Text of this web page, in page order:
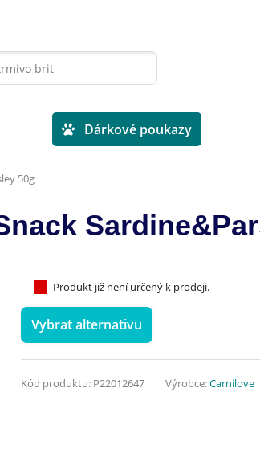
Dárkové poukazy
50g
Produkt již není určený k prodeji.
Vybrat alternativu
Kód produktu: P22012647 Výrobce:Carnilove